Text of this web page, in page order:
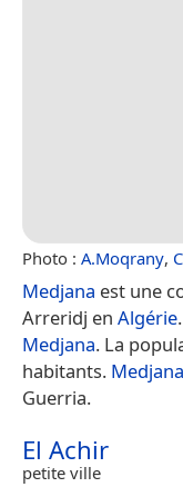
Photo : A.Moqrany,
Medjana est une
Arreridj en Algérie
Medjana. La
habitants. Medjana
Guerria.
El Achir
petite ville